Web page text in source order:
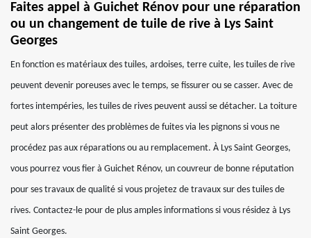
Faites appel à Guichet Rénov pour une réparation
ou un changement de tuile de rive à Lys Saint
Georges
En fonction es matériaux des tuiles, ardoises, terre cuite, les tuiles de rive
peuvent devenir poreuses avec le temps, se fissurer ou se casser. Avec de
fortes intempéries, les tuiles de rives peuvent aussi se détacher. La toiture
peut alors présenter des problèmes de fuites via les pignons si vous ne
procédez pas aux réparations ou au remplacement. À Lys Saint Georges,
vous pourrez vous fier à Guichet Rénov, un couvreur de bonne réputation
pour ses travaux de qualité si vous projetez de travaux sur des tuiles de
rives. Contactez-le pour de plus amples informations si vous résidez à Lys
Saint Georges.